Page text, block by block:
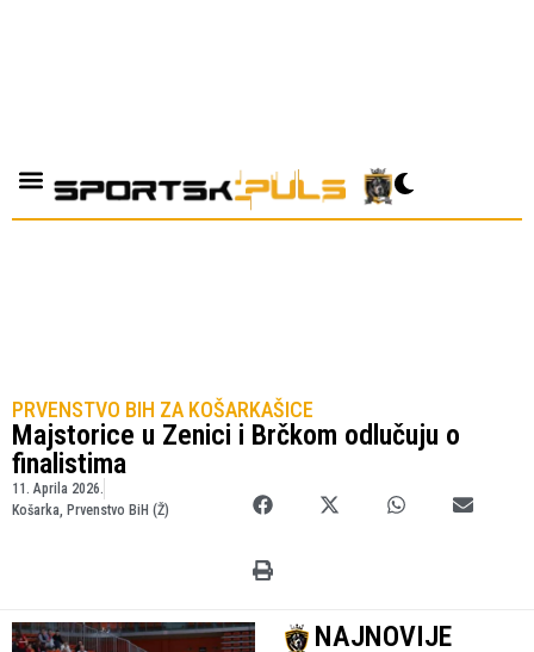
PRVENSTVO BIH ZA KOŠARKAŠICE
Majstorice u Zenici i Brčkom odlučuju o
finalistima
11. Aprila 2026.
Košarka Prvenstvo BiH (Ž)
NAJNOVIJE